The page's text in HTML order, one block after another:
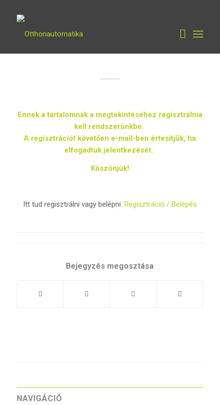
Ennek a tartalomnak a megtekintéséhez regisztrálnia
kell rendszerünkbe.
A regisztrációt követően e-mail-ben értesítjük, ha
elfogadtuk jelentkezését.
Köszönjük!
Itt tud regisztrálni vagy belépni: Regisztráció / Belépés
Bejegyzés megosztása
NAVIGÁCIÓ